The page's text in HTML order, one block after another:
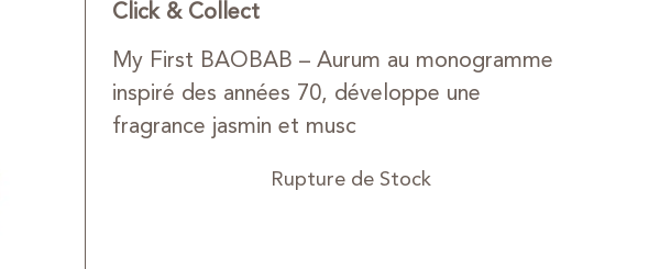
Click & Collect
My First BAOBAB – Aurum au monogramme
inspiré des années 70, développe une
fragrance jasmin et musc